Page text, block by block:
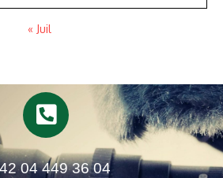
« Juil
04 449 36 04